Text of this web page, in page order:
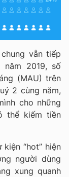
vẫn tiếp
2019, số
(MAU) trên
2 cùng năm,
cho những
thể kiếm tiền
“hot” hiện
người dùng
xung quanh